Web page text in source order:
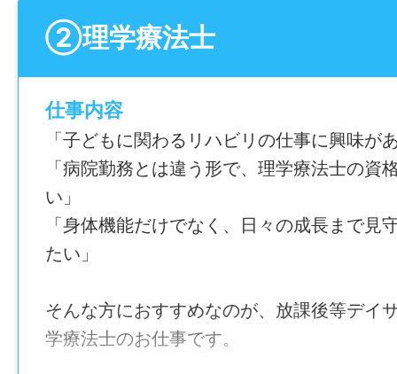
＼子どもたちの“できた！”を支える仕事／
言語聴覚士（正社員）を大募集！
────────────────
【 おすすめPOINT3選 】
[1] 月給24万円～31万円で安定収入！
[2] 残業なし！日曜休みで働きやすい！
[3] 子どもたちの成長を近くで感じられる！
＿＿＿＿＿
お仕事内容
②理学療法士
仕事内容
「子どもに関わるリハビリの仕事に興味が
「病院勤務とは違う形で、理学療法士の資
い」
「身体機能だけでなく、日々の成長まで見
たい」
そんな方におすすめなのが、放課後等デイ
学療法士のお仕事です。